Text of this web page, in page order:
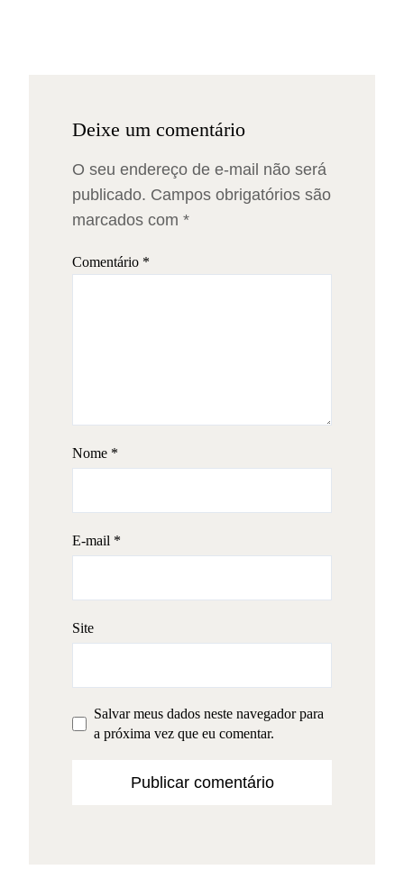
Deixe um comentário
O seu endereço de e-mail não será
publicado. Campos obrigatórios são
marcados com *
Comentário *
Nome *
E-mail *
Site
Salvar meus dados neste navegador para
a próxima vez que eu comentar.